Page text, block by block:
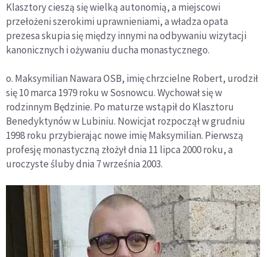
Klasztory cieszą się wielką autonomią, a miejscowi
przełożeni szerokimi uprawnieniami, a władza opata
prezesa skupia się między innymi na odbywaniu wizytacji
kanonicznych i ożywaniu ducha monastycznego.
o. Maksymilian Nawara OSB, imię chrzcielne Robert, urodził
się 10 marca 1979 roku w Sosnowcu. Wychował się w
rodzinnym Będzinie. Po maturze wstąpił do Klasztoru
Benedyktynów w Lubiniu. Nowicjat rozpoczął w grudniu
1998 roku przybierając nowe imię Maksymilian. Pierwszą
profesję monastyczną złożył dnia 11 lipca 2000 roku, a
uroczyste śluby dnia 7 września 2003.